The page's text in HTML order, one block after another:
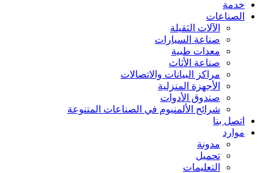
خدمة
الصناعات
الآلات الثقيلة
صناعة السيارات
معدات طبية
صناعة الأثاث
مراكز البيانات والاتصالات
الأجهزة المنزلية
صندوق الأدوات
شرائح الألمنيوم في الصناعات المتنوعة
اتصل بنا
موارد
مدونة
تحميل
التعليمات